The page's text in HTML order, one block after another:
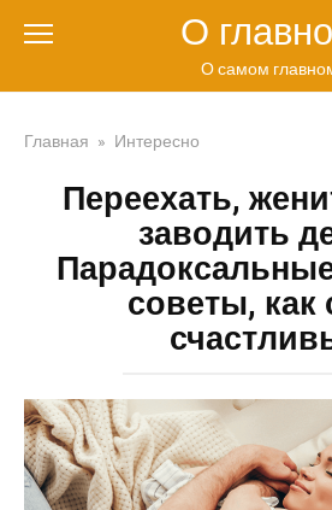
О
О самом
Главная » Интересно
Переехать,
заводить
советы, как